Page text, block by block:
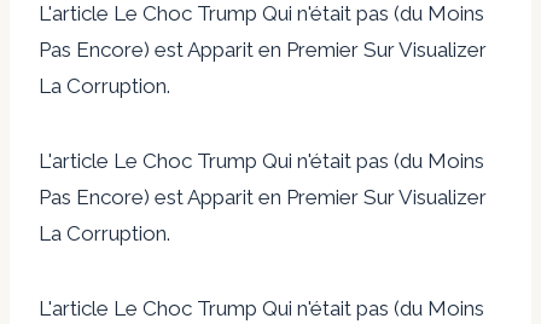
L'article Le Choc Trump Qui n'était pas (du Moins
Pas Encore) est Apparit en Premier Sur Visualizer
La Corruption.
L'article Le Choc Trump Qui n'était pas (du Moins
Pas Encore) est Apparit en Premier Sur Visualizer
La Corruption.
L'article Le Choc Trump Qui n'était pas (du Moins